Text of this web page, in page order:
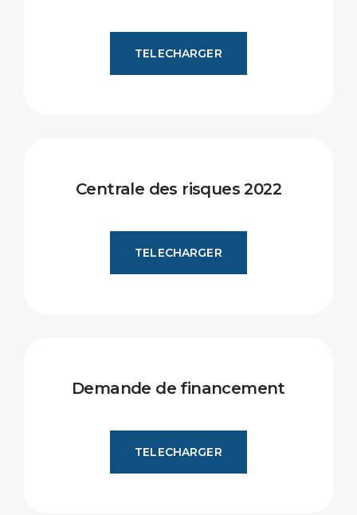
TELECHARGER
Centrale des risques 2022
TELECHARGER
Demande de financement
TELECHARGER